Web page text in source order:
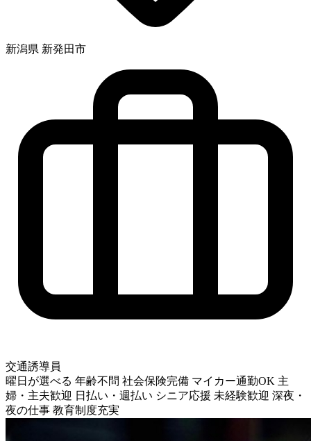
新潟県 新発田市
交通誘導員
曜日が選べる 年齢不問 社会保険完備 マイカー通勤OK 主
婦・主夫歓迎 日払い・週払い シニア応援 未経験歓迎 深夜・
夜の仕事 教育制度充実